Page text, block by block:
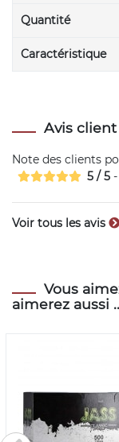
Quantité
Caractéristique
Avis
Note des clients
5 /5
Voir tous les avis
Vous
aimerez aussi